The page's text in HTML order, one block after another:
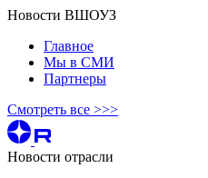
Новости ВШОУЗ
Главное
Мы в СМИ
Партнеры
Смотреть все >>>
Новости отрасли